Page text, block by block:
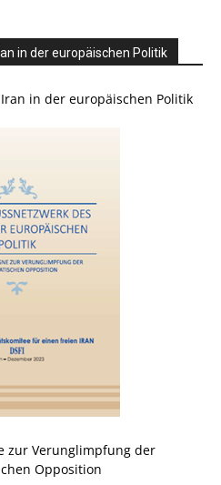
in der europäischen Politik
in der europäischen Politik
zur Verunglimpfung der
Opposition